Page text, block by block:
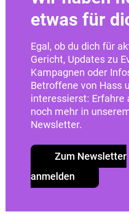
melden oder
rechtssicheren
Wo finde ich die
Tweets und
Juristische Fragen
etwas für
Egal, ob du dich für
Gericht, Updates zu
Kampagnen oder
Betroffene von Hass
interessierst: Erfahre
noch mehr in
Newsletter.
Zum Newsletter
anmelden